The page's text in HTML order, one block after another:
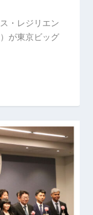
・レジリエン
が東京ビッグ